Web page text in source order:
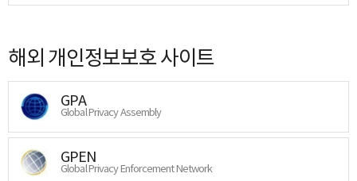
해외 개인정보보호 사이트
GPA
Global Privacy Assembly
GPEN
Global Privacy Enforcement Network